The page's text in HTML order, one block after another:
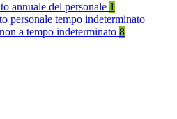
annuale del personale 1
personale tempo indeterminato
a tempo indeterminato 8